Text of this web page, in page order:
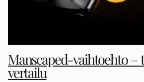
Manscaped-vaihtoehto
vertailu